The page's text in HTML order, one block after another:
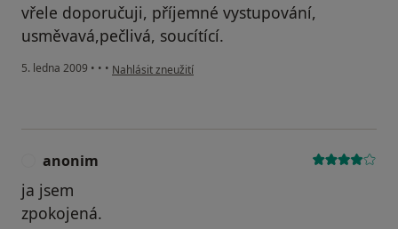
vřele doporučuji, příjemné vystupování,
usměvavá,pečlivá, soucítící.
5. ledna 2009 • • • podle názoru uživatele Pacient
Nahlásit zneužití
anonim
ja jsem
zpokojená.